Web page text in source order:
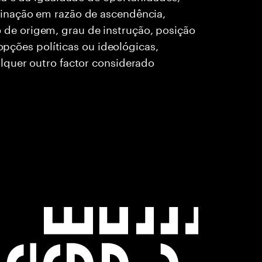
em razão de ascendência,
origem, grau de instrução, posição
políticas ou ideológicas,
outro factor considerado